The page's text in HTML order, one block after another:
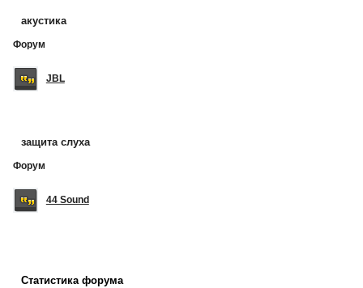
акустика
Форум
JBL
защита слуха
Форум
44 Sound
Статистика форума